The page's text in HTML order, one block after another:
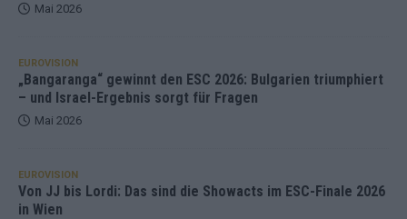
Mai 2026
EUROVISION
„Bangaranga“ gewinnt den ESC 2026: Bulgarien triumphiert
– und Israel-Ergebnis sorgt für Fragen
Mai 2026
EUROVISION
Von JJ bis Lordi: Das sind die Showacts im ESC-Finale 2026
in Wien